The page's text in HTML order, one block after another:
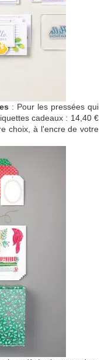
: Pour les pressées qui
cadeaux : 14,40 €
choix, à l'encre de votre